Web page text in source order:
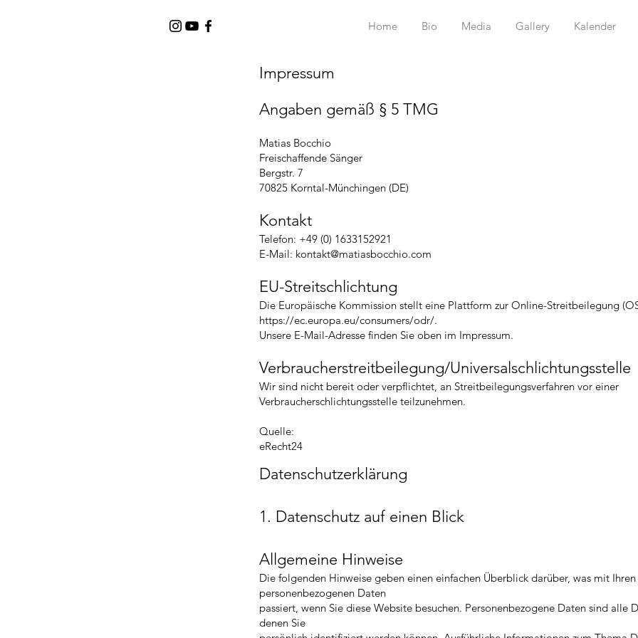
Home Bio Media Gallery Kalender
Impressum
Angaben gemäß § 5 TMG
Matias Bocchio
Freischaffende Sänger
Bergstr. 7
70825 Korntal-Münchingen (DE)
Kontakt
Telefon: +49 (0) 1633152921
E-Mail: kontakt@matiasbocchio.com
EU-Streitschlichtung
Die Europäische Kommission stellt eine Plattform zur Online-Streitbeilegung
https://ec.europa.eu/consumers/odr/.
Unsere E-Mail-Adresse finden Sie oben im Impressum.
Verbraucherstreitbeilegung/Universalschlichtungsstelle
Wir sind nicht bereit oder verpflichtet, an Streitbeilegungsverfahren vor einer
Verbraucherschlichtungsstelle teilzunehmen.
Quelle:
eRecht24
Datenschutzerklärung
1. Datenschutz auf einen Blick
Allgemeine Hinweise
Die folgenden Hinweise geben einen einfachen Überblick darüber, was mit Ihren
personenbezogenen Daten
passiert, wenn Sie diese Website besuchen. Personenbezogene Daten sind alle
denen Sie